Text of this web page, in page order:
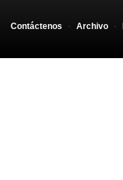
Contáctenos - Archivo -